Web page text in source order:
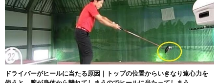
ドライバーがヒールに当たる原因｜トップの位置からいきなり遠心力を